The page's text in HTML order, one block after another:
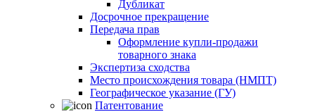
Дубликат
Досрочное прекращение
Передача прав
Оформление купли-продажи
товарного знака
Экспертиза сходства
Место происхождения товара (НМПТ)
Географическое указание (ГУ)
Патентование